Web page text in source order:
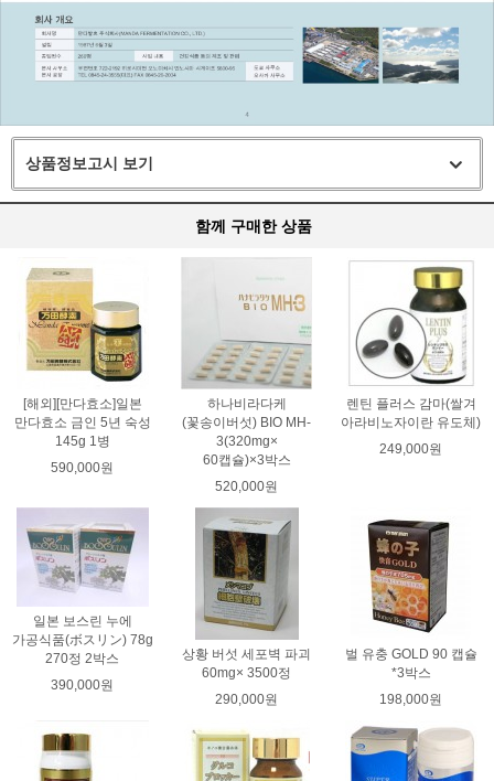
상품정보고시 보기
함께 구매한 상품
[해외][만다효소]일본
만다효소 금인 5년 숙성
145g 1병
590,000원
하나비라다케
(꽃송이버섯) BIO MH-
3(320mg×
60캡슐)×3박스
520,000원
렌틴 플러스 감마(쌀겨
아라비노자이란 유도체)
249,000원
일본 보스린 누에
가공식품(ボスリン) 78g
270정 2박스
390,000원
상황 버섯 세포벽 파괴
60mg× 3500정
290,000원
벌 유충 GOLD 90 캡슐
*3박스
198,000원